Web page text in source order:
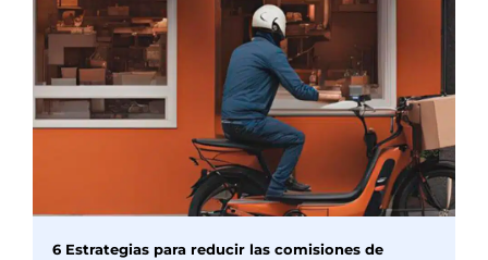
6 Estrategias para reducir las comisiones de